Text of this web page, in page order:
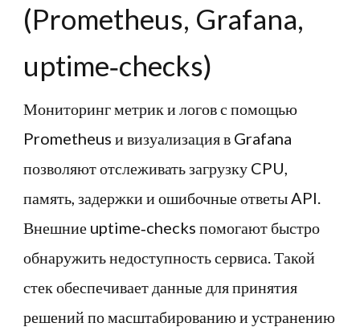
(Prometheus, Grafana,
uptime‑checks)
Мониторинг метрик и логов с помощью
Prometheus и визуализация в Grafana
позволяют отслеживать загрузку CPU,
память, задержки и ошибочные ответы API.
Внешние uptime‑checks помогают быстро
обнаружить недоступность сервиса. Такой
стек обеспечивает данные для принятия
решений по масштабированию и устранению